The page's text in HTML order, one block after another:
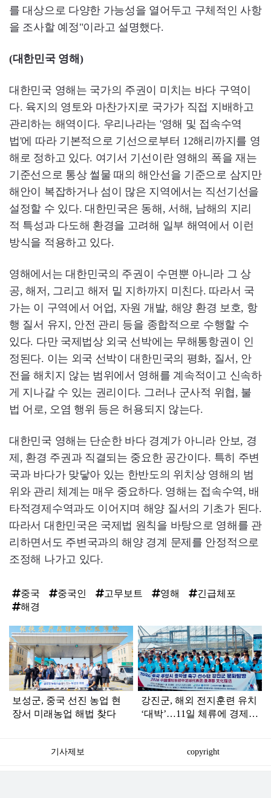
를 대상으로 다양한 가능성을 열어두고 구체적인 사항
을 조사할 예정"이라고 설명했다.
(대한민국 영해)
대한민국 영해는 국가의 주권이 미치는 바다 구역이
다. 육지의 영토와 마찬가지로 국가가 직접 지배하고
관리하는 해역이다. 우리나라는 '영해 및 접속수역
법'에 따라 기본적으로 기선으로부터 12해리까지를 영
해로 정하고 있다. 여기서 기선이란 영해의 폭을 재는
기준선으로 통상 썰물 때의 해안선을 기준으로 삼지만
해안이 복잡하거나 섬이 많은 지역에서는 직선기선을
설정할 수 있다. 대한민국은 동해, 서해, 남해의 지리
적 특성과 다도해 환경을 고려해 일부 해역에서 이런
방식을 적용하고 있다.
영해에서는 대한민국의 주권이 수면뿐 아니라 그 상
공, 해저, 그리고 해저 밑 지하까지 미친다. 따라서 국
가는 이 구역에서 어업, 자원 개발, 해양 환경 보호, 항
행 질서 유지, 안전 관리 등을 종합적으로 수행할 수
있다. 다만 국제법상 외국 선박에는 무해통항권이 인
정된다. 이는 외국 선박이 대한민국의 평화, 질서, 안
전을 해치지 않는 범위에서 영해를 계속적이고 신속하
게 지나갈 수 있는 권리이다. 그러나 군사적 위협, 불
법 어로, 오염 행위 등은 허용되지 않는다.
대한민국 영해는 단순한 바다 경계가 아니라 안보, 경
제, 환경 주권과 직결되는 중요한 공간이다. 특히 주변
국과 바다가 맞닿아 있는 한반도의 위치상 영해의 범
위와 관리 체계는 매우 중요하다. 영해는 접속수역, 배
타적경제수역과도 이어지며 해양 질서의 기초가 된다.
따라서 대한민국은 국제법 원칙을 바탕으로 영해를 관
리하면서도 주변국과의 해양 경계 문제를 안정적으로
조정해 나가고 있다.
중국 중국인 고무보트 영해
긴급체포
해경
탑
라
인
보성군, 중국 선진 농업 현
장서 미래농업 해법 찾다
강진군, 해외 전지훈련 유치
‘대박’…11일 체류에 경제효
기사제보 copyright